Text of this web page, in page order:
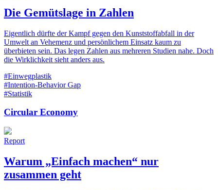
Die Gemütslage in Zahlen
Eigentlich dürfte der Kampf gegen den Kunststoffabfall in der
Umwelt an Vehemenz und persönlichem Einsatz kaum zu
überbieten sein. Das legen Zahlen aus mehreren Studien nahe. Doch
die Wirklichkeit sieht anders aus.
#Einwegplastik
#Intention-Behavior Gap
#Statistik
Circular Economy
Report
Warum „Einfach machen“ nur
zusammen geht